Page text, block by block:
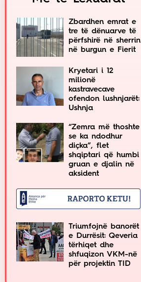
Zbardhen emrat e
tre të dënuarve të
përfshirë në sherrin
në burgun e Fierit
Kryetari i 12
milionë
kastravecave
ofendon lushnjarët:
Ushnja
“Zemra më thoshte
se ka ndodhur
diçka”, flet
shqiptari që humbi
gruan e djalin në
aksident
Triumfojnë banorët
e Durrësit: Qeveria
tërhiqet dhe
shfuqizon VKM-në
për projektin TID